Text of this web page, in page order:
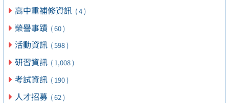
高中重補修資訊 ( 4 )
榮譽事蹟 ( 60 )
活動資訊 ( 598 )
研習資訊 ( 1,008 )
考試資訊 ( 190 )
人才招募 ( 62 )